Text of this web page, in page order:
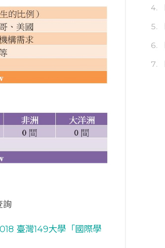
詢
臺灣149大學「國際學